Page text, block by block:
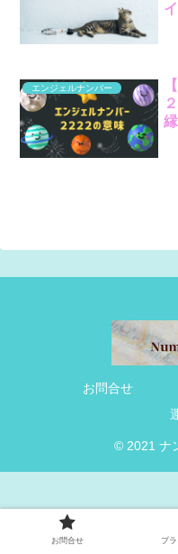
エンジェルナンバー
お問合せ
© 2021 ナ
お問合せ プ